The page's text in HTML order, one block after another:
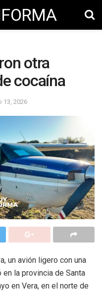
otra
cocaína
13, 2026
un avión ligero con una
la provincia de Santa
en Vera, en el norte de